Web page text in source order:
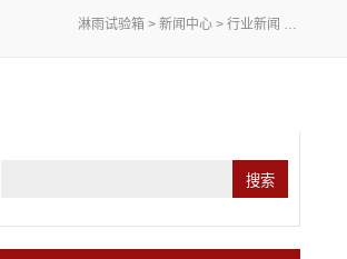
淋雨试验箱 > 新闻中心 > 行业新闻